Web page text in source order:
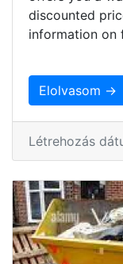
discounted
information on
Elolvasom →
Létrehozás